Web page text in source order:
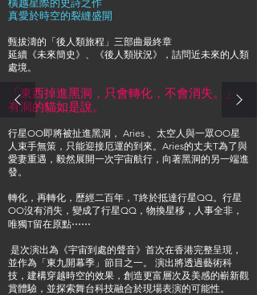
橫越星際的史詩之作
真愛於時空的裂縫盛開
甄拔濤的「後人類旅程」三部曲最終章
延續《未來簡史》、《後人類狀況》，詰問近未來的人類
處境。
「東西掉進黑洞，只會轉化，不會消失。」
有洞的貓如是說。
行星OO即將被扯進黑洞， Aries 、太空人與一眾OO星
人束手無策，只能迎接厄運的到來。Aries的丈夫T為了與
愛妻重遇，毅然展開一次宇宙航行，向著黑洞的另一端進
發。
轉化，再轉化，歷經二百年，T終於抵達行星QQ。行星
OO沒有消失，變成了行星QQ，物換星移，人事全非，
唯獨T留在原點⋯⋯
是次演出為《宇宙到處的聲音》首次在香港完整呈現，
並作為「東九開幕季」節目之一。 演出將透過藝術科
技，建構穿越時空的效果，創造更富層次及美感的嶄新觀
賞體驗，並探索舞台科技融合於現場表演的可能性。